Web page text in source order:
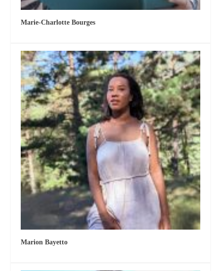
Marie-Charlotte Bourges
Marion Bayetto